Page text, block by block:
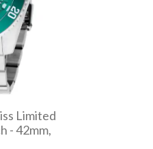
Limited
- 42mm,